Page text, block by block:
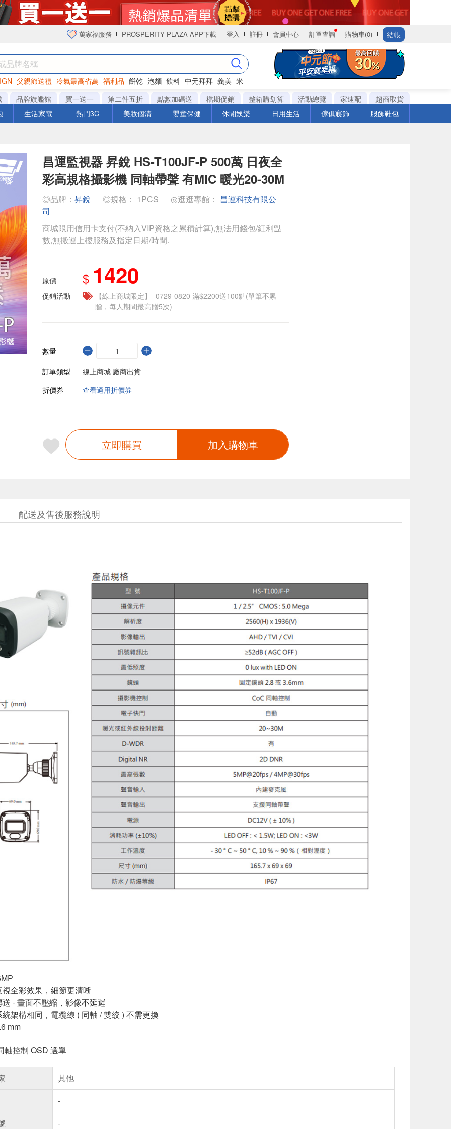
萬家福服務 PROSPERITY PLAZA APP下載 登入 註冊 會員中心 訂單查詢 購物車(0) 結帳
父親節送禮 冷氣最高省萬 福利品 餅乾 泡麵 飲料 中元拜拜 義美 米
衛生紙
品牌旗艦館 買一送一 第二件五折 點數加碼送 檔期促銷 整箱購划算 活動總覽 家速配
超商取貨
生活家電 熱門3C 美妝個清 嬰童保健 休閒娛樂 日用生活 傢俱寢飾 服飾鞋包
昌運監視器 昇銳 HS-T100JF-P 500萬 日夜全
彩高規格攝影機 同軸帶聲 有MIC 暖光20-30M
◎品牌： 昇銳 ◎規格： 1PCS ◎逛逛專館： 昌運科技有限公
司
商城限用信用卡支付(不納入VIP資格之累積計算),無法用錢包/紅利點
數,無搬運上樓服務及指定日期/時間.
原價 $ 1420
促銷活動
【線上商城限定】_0729-0820 滿$2200送100點(單筆不累
贈，每人期間最高贈5次)
數量
訂單類型
線上商城 廠商出貨
折價券
查看適用折價券
立即購買 加入購物車
配送及售後服務說明
全彩效果，細節更清晰
- 畫面不壓縮，影像不延遲
架構相同，電纜線 ( 同軸 / 雙絞 ) 不需更換
mm
軸控制 OSD 選單
其他
-
-